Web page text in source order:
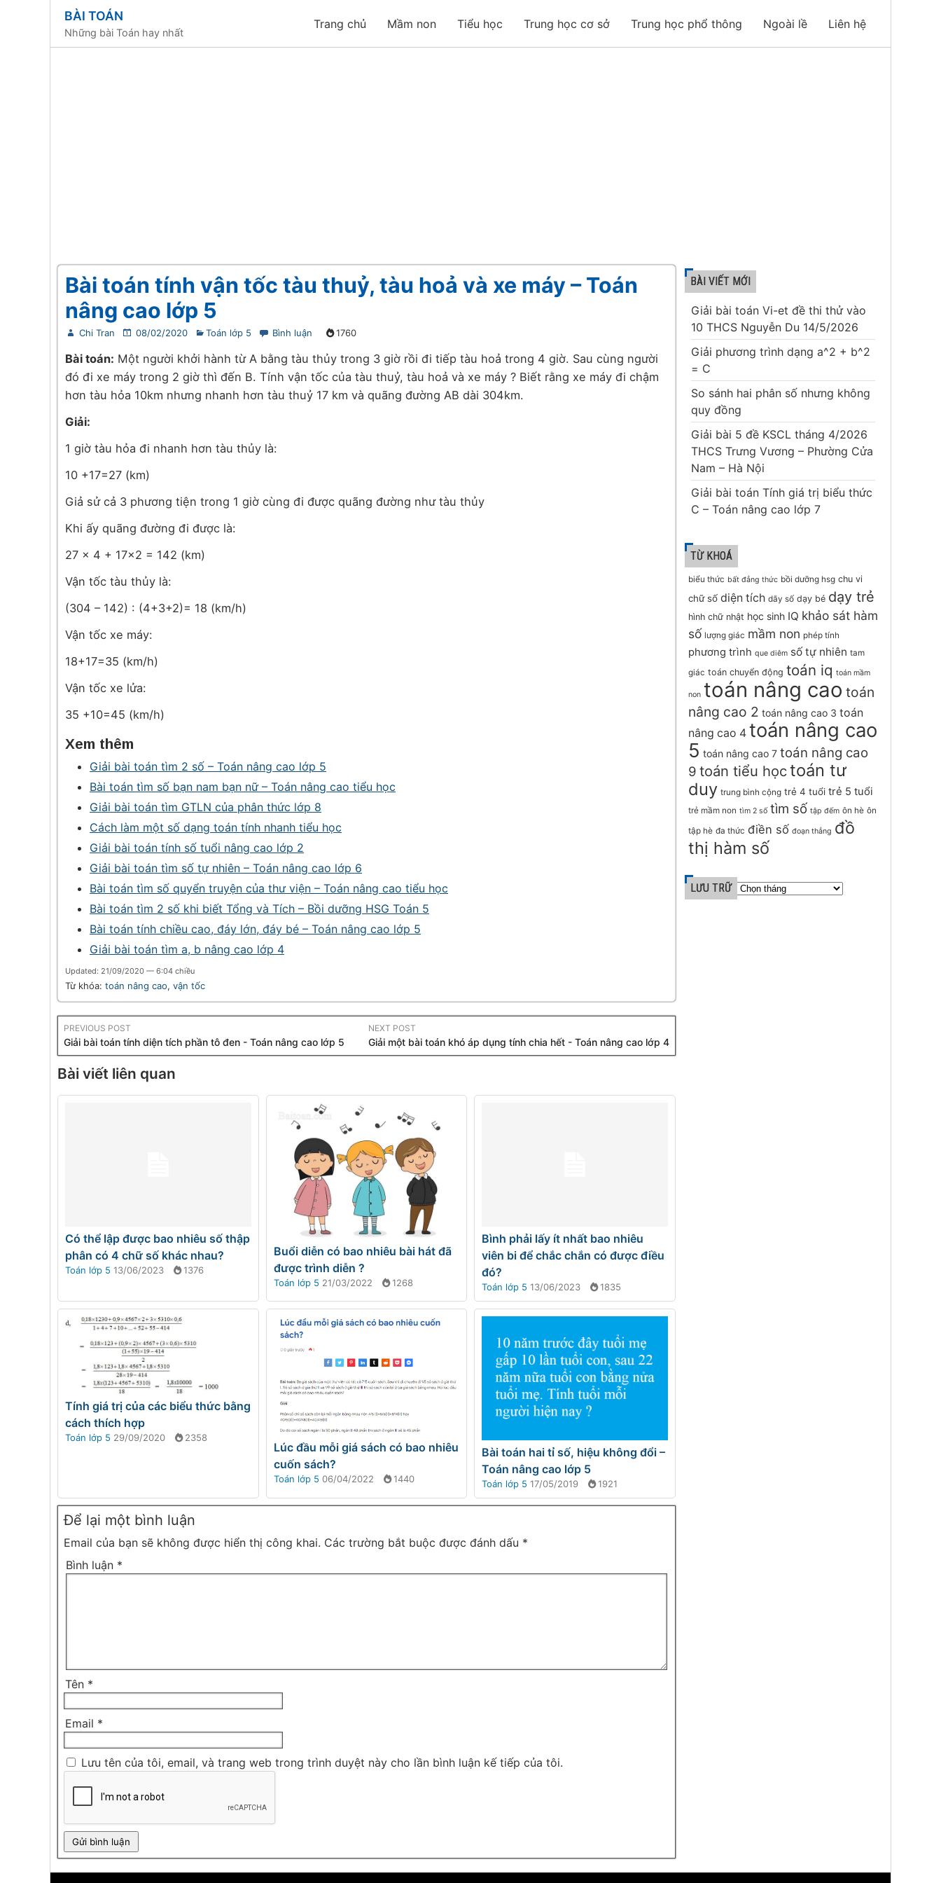
BÀI TOÁN
Những bài Toán hay nhất
Trang chủ Mầm non Tiểu học Trung học cơ sở Trung học phổ thông Ngoài lề Liên hệ
Bài toán tính vận tốc tàu thuỷ, tàu hoả và xe máy – Toán
nâng cao lớp 5
Chi Tran 08/02/2020 Toán lớp 5 Bình luận 1760
Bài toán: Một người khởi hành từ A bằng tàu thủy trong 3 giờ rồi đi tiếp tàu hoả trong 4 giờ. Sau cùng người
đó đi xe máy trong 2 giờ thì đến B. Tính vận tốc của tàu thuỷ, tàu hoả và xe máy ? Biết rằng xe máy đi chậm
hơn tàu hỏa 10km nhưng nhanh hơn tàu thuỷ 17 km và quãng đường AB dài 304km.
Giải:
1 giờ tàu hỏa đi nhanh hơn tàu thủy là:
10 +17=27 (km)
Giả sử cả 3 phương tiện trong 1 giờ cùng đi được quãng đường như tàu thủy
Khi ấy quãng đường đi được là:
27 x 4 + 17×2 = 142 (km)
Vận tốc tàu thủy là:
(304 – 142) : (4+3+2)= 18 (km/h)
Vận tốc xe máy:
18+17=35 (km/h)
Vận tốc xe lửa:
35 +10=45 (km/h)
Xem thêm
Giải bài toán tìm 2 số – Toán nâng cao lớp 5
Bài toán tìm số bạn nam bạn nữ – Toán nâng cao tiểu học
Giải bài toán tìm GTLN của phân thức lớp 8
Cách làm một số dạng toán tính nhanh tiểu học
Giải bài toán tính số tuổi nâng cao lớp 2
Giải bài toán tìm số tự nhiên – Toán nâng cao lớp 6
Bài toán tìm số quyển truyện của thư viện – Toán nâng cao tiểu học
Bài toán tìm 2 số khi biết Tổng và Tích – Bồi dưỡng HSG Toán 5
Bài toán tính chiều cao, đáy lớn, đáy bé – Toán nâng cao lớp 5
Giải bài toán tìm a, b nâng cao lớp 4
Updated: 21/09/2020 — 6:04 chiều
Từ khóa: toán nâng cao, vận tốc
PREVIOUS POST
Giải bài toán tính diện tích phần tô đen - Toán nâng cao lớp 5
NEXT POST
Giải một bài toán khó áp dụng tính chia hết - Toán nâng cao lớp 4
Bài viết liên quan
Có thể lập được bao nhiêu số thập
phân có 4 chữ số khác nhau?
Toán lớp 5 13/06/2023 1376
Buổi diễn có bao nhiêu bài hát đã
được trình diễn ?
Toán lớp 5 21/03/2022 1268
Bình phải lấy ít nhất bao nhiêu
viên bi để chắc chắn có được điều
đó?
Toán lớp 5 13/06/2023 1835
Tính giá trị của các biểu thức bằng
cách thích hợp
Toán lớp 5 29/09/2020 2358
Lúc đầu mỗi giá sách có bao nhiêu
cuốn sách?
Toán lớp 5 06/04/2022 1440
Bài toán hai tỉ số, hiệu không đổi –
Toán nâng cao lớp 5
Toán lớp 5 17/05/2019 1921
Để lại một bình luận
Email của bạn sẽ không được hiển thị công khai. Các trường bắt buộc được đánh dấu *
Bình luận *
Tên *
Email *
Lưu tên của tôi, email, và trang web trong trình duyệt này cho lần bình luận kế tiếp của tôi.
BÀI VIẾT MỚI
Giải bài toán Vi-et đề thi thử vào
10 THCS Nguyễn Du 14/5/2026
Giải phương trình dạng a^2 + b^2
= C
So sánh hai phân số nhưng không
quy đồng
Giải bài 5 đề KSCL tháng 4/2026
THCS Trưng Vương – Phường Cửa
Nam – Hà Nội
Giải bài toán Tính giá trị biểu thức
C – Toán nâng cao lớp 7
TỪ KHOÁ
biểu thức bất đẳng thức bồi dưỡng hsg chu vi
chữ số diện tích dãy số dạy bé dạy trẻ
hình chữ nhật học sinh IQ khảo sát hàm
số lượng giác mầm non phép tính
phương trình que diêm số tự nhiên tam
giác toán chuyển động toán iq toán mầm
non toán nâng cao toán
nâng cao 2 toán nâng cao 3 toán
nâng cao 4 toán nâng cao
5 toán nâng cao 7 toán nâng cao
9 toán tiểu họctoán tư
duy trung bình cộng trẻ 4 tuổi trẻ 5 tuổi
trẻ mầm non tìm 2 số tìm số tập đếm ôn hè ôn
tập hè đa thức điền số đoạn thẳng đồ
thị hàm số
LƯU TRỮ